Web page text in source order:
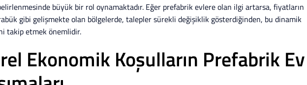
büyük bir rol oynamaktadır. Eğer prefabrik evlere olan ilgi artarsa, fiyatların
gibi gelişmekte olan bölgelerde, talepler sürekli değişiklik gösterdiğinden, bu dinamik
takip etmek önemlidir.
Ekonomik Koşulların Prefabrik Ev